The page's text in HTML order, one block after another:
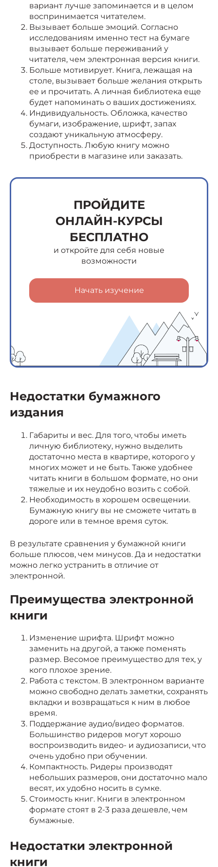
вариант лучше запоминается и в целом
воспринимается читателем.
Вызывает больше эмоций. Согласно
исследованиям именно тест на бумаге
вызывает больше переживаний у
читателя, чем электронная версия книги.
Больше мотивирует. Книга, лежащая на
столе, вызывает больше желания открыть
ее и прочитать. А личная библиотека еще
будет напоминать о ваших достижениях.
Индивидуальность. Обложка, качество
бумаги, изображение, шрифт, запах
создают уникальную атмосферу.
Доступность. Любую книгу можно
приобрести в магазине или заказать.
ПРОЙДИТЕ
ОНЛАЙН-КУРСЫ
БЕСПЛАТНО
и откройте для себя новые
возможности
Начать изучение
Недостатки бумажного
издания
Габариты и вес. Для того, чтобы иметь
личную библиотеку, нужно выделить
достаточно места в квартире, которого у
многих может и не быть. Также удобнее
читать книги в большом формате, но они
тяжелые и их неудобно возить с собой.
Необходимость в хорошем освещении.
Бумажную книгу вы не сможете читать в
дороге или в темное время суток.
В результате сравнения у бумажной книги
больше плюсов, чем минусов. Да и недостатки
можно легко устранить в отличие от
электронной.
Преимущества электронной
книги
Изменение шрифта. Шрифт можно
заменить на другой, а также поменять
размер. Весомое преимущество для тех, у
кого плохое зрение.
Работа с текстом. В электронном варианте
можно свободно делать заметки, сохранять
вкладки и возвращаться к ним в любое
время.
Поддержание аудио/видео форматов.
Большинство ридеров могут хорошо
воспроизводить видео- и аудиозаписи, что
очень удобно при обучении.
Компактность. Ридеры производят
небольших размеров, они достаточно мало
весят, их удобно носить в сумке.
Стоимость книг. Книги в электронном
формате стоят в 2-3 раза дешевле, чем
бумажные.
Недостатки электронной
книги